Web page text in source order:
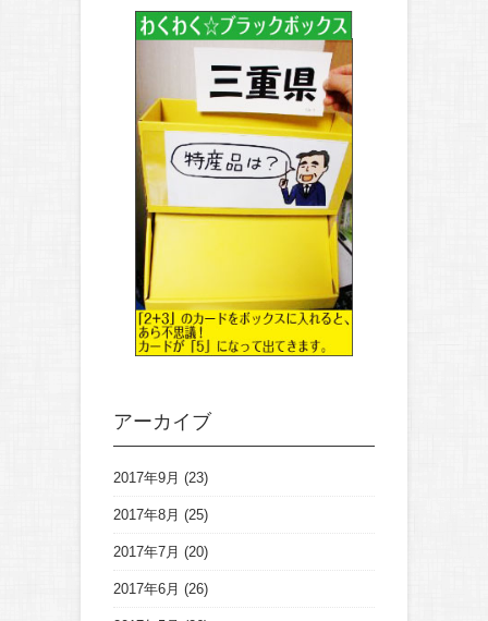
アーカイブ
2017年9月 (23)
2017年8月 (25)
2017年7月 (20)
2017年6月 (26)